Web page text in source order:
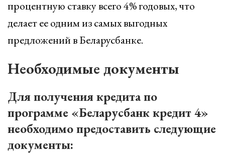
процентную ставку всего 4% годовых, что
делает ее одним из самых выгодных
предложений в Беларусбанке.
Необходимые документы
Для получения кредита по
программе «Беларусбанк кредит 4»
необходимо предоставить следующие
документы: